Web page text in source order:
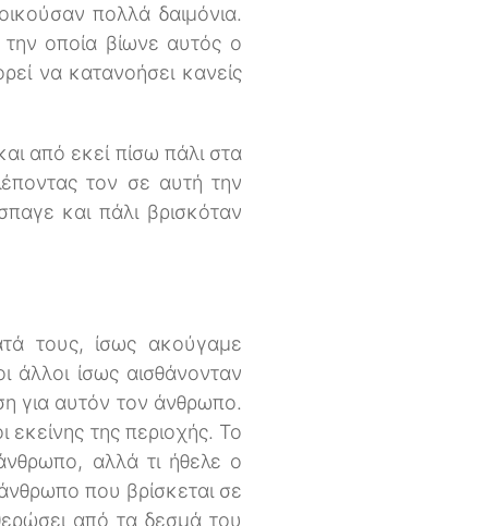
πολλά δαιμόνια.
οποία βίωνε αυτός ο
να κατανοήσει κανείς
από εκεί πίσω πάλι στα
τον σε αυτή την
και πάλι βρισκόταν
τους, ίσως ακούγαμε
άλλοι ίσως αισθάνονταν
για αυτόν τον άνθρωπο.
εκείνης της περιοχής. Το
αλλά τι ήθελε ο
που βρίσκεται σε
από τα δεσμά του